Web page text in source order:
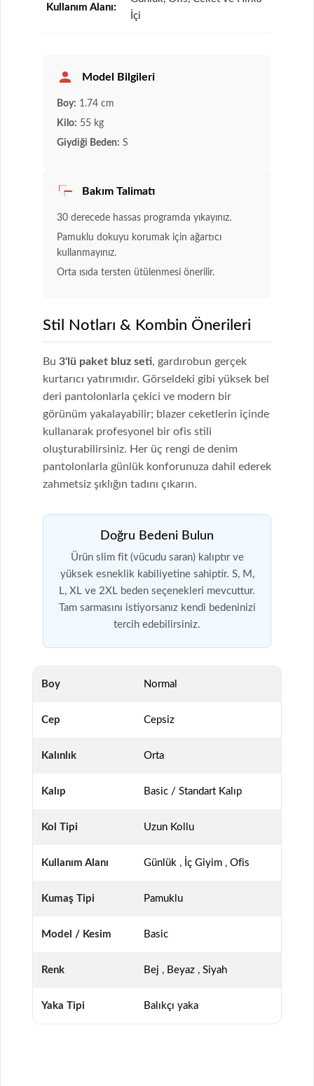
Kullanım Alanı:
İçi
Model Bilgileri
Boy: 1.74 cm
Kilo: 55 kg
Giydiği Beden: S
Bakım Talimatı
30 derecede hassas programda yıkayınız.
Pamuklu dokuyu korumak için ağartıcı
kullanmayınız.
Orta ısıda tersten ütülenmesi önerilir.
Stil Notları & Kombin Önerileri
Bu 3'lü paket bluz seti, gardırobun gerçek
kurtarıcı yatırımıdır. Görseldeki gibi yüksek bel
deri pantolonlarla çekici ve modern bir
görünüm yakalayabilir; blazer ceketlerin içinde
kullanarak profesyonel bir ofis stili
oluşturabilirsiniz. Her üç rengi de denim
pantolonlarla günlük konforunuza dahil ederek
zahmetsiz şıklığın tadını çıkarın.
Doğru Bedeni Bulun
Ürün slim fit (vücudu saran) kalıptır ve
yüksek esneklik kabiliyetine sahiptir. S, M,
L, XL ve 2XL beden seçenekleri mevcuttur.
Tam sarmasını istiyorsanız kendi bedeninizi
tercih edebilirsiniz.
Boy Normal
Cep Cepsiz
Kalınlık Orta
Kalıp Basic / Standart Kalıp
Kol Tipi Uzun Kollu
Kullanım Alanı Günlük , İç Giyim , Ofis
Kumaş Tipi Pamuklu
Model / Kesim Basic
Renk Bej , Beyaz , Siyah
Yaka Tipi Balıkçı yaka